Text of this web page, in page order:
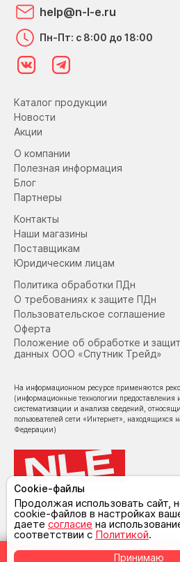
Каталог продукции
Новости
Акции
О компании
Полезная информация
Блог
Партнеры
Контакты
Наши магазины
Поставщикам
Юридическим лицам
Политика обработки ПДн
О требованиях к защите ПДн
Пользовательское соглашение
Оферта
Положение об обработке и
данных ООО «Спутник Трейд»
help@n-l-e.ru
Пн-Пт: с 8:00 до 18:00
© NoLimit Electronics 2026
На информационном ресурсе применяются
(информационные технологии предоставления
систематизации и анализа сведений,
пользователей сети «Интернет», находящихся
Федерации)
Cookie-файлы
Продолжая использовать сайт,
cookie-файлов в настройках
даете согласие на
соответствии с Политикой.
Принимаю